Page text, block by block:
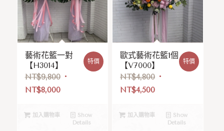
藝術花籃一對
【H3014】
NT$9,800
NT$8,000
特價
加入購物車
Show
Details
歐式藝術花籃1個
【V7000】
NT$4,800
NT$4,500
特價
加入購物車
Show
Details